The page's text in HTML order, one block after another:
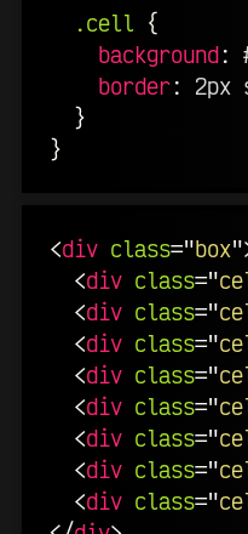
.cell {
background:
border: 2px
}
}
<div class="box"
<div class="
<div class="
<div class="
<div class="
<div class="
<div class="
<div class="
<div class="